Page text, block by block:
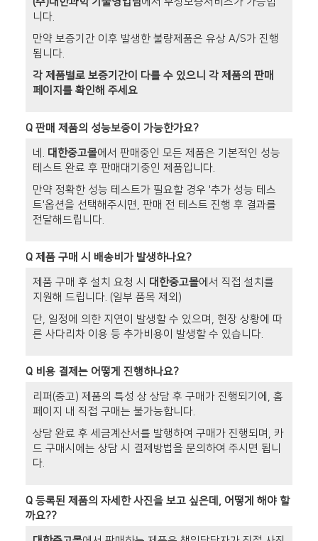
니다.
만약 보증기간 이후 발생한 불량제품은 유상 A/S가 진행
됩니다.
각 제품별로 보증기간이 다를 수 있으니 각 제품의 판매
페이지를 확인해 주세요
Q판매 제품의 성능보증이 가능한가요?
네. 대한중고몰에서 판매중인 모든 제품은 기본적인 성능
테스트 완료 후 판매대기중인 제품입니다.
만약 정확한 성능 테스트가 필요할 경우 '추가 성능 테스
트'옵션을 선택해주시면, 판매 전 테스트 진행 후 결과를
전달해드립니다.
Q제품 구매 시 배송비가 발생하나요?
제품 구매 후 설치 요청 시 대한중고몰에서 직접 설치를
지원해 드립니다. (일부 품목 제외)
단, 일정에 의한 지연이 발생할 수 있으며, 현장 상황에 따
른 사다리차 이용 등 추가비용이 발생할 수 있습니다.
Q비용 결제는 어떻게 진행하나요?
리퍼(중고) 제품의 특성 상 상담 후 구매가 진행되기에, 홈
페이지 내 직접 구매는 불가능합니다.
상담 완료 후 세금계산서를 발행하여 구매가 진행되며, 카
드 구매시에는 상담 시 결제방법을 문의하여 주시면 됩니
다.
Q등록된 제품의 자세한 사진을 보고 싶은데, 어떻게 해야 할
까요??